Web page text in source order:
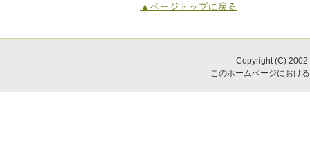
▲ページトップに戻る
Copyright (C)
このホームページにおけ